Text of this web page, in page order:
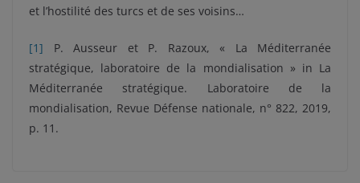
et l’hostilité des turcs et de ses voisins…
[1] P. Ausseur et P. Razoux, « La Méditerranée
stratégique, laboratoire de la mondialisation » in La
Méditerranée stratégique. Laboratoire de la
mondialisation, Revue Défense nationale, n° 822, 2019,
p. 11.